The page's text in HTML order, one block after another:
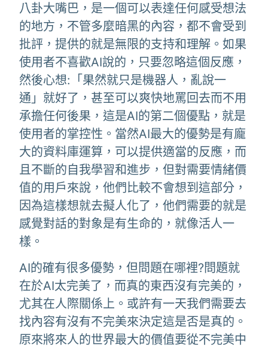
八卦大嘴巴，是一個可以表達任何感受想法
的地方，不管多麼暗黑的內容，都不會受到
批評，提供的就是無限的支持和理解。如果
使用者不喜歡AI說的，只要忽略這個反應，
然後心想:「果然就只是機器人，亂說一
通」就好了，甚至可以爽快地罵回去而不用
承擔任何後果，這是AI的第二個優點，就是
使用者的掌控性。當然AI最大的優勢是有龐
大的資料庫運算，可以提供適當的反應，而
且不斷的自我學習和進步，但對需要情緒價
值的用戶來說，他們比較不會想到這部分，
因為這樣想就去擬人化了，他們需要的就是
感覺對話的對象是有生命的，就像活人一
樣。
AI的確有很多優勢，但問題在哪裡?問題就
在於AI太完美了，而真的東西沒有完美的，
尤其在人際關係上。或許有一天我們需要去
找內容有沒有不完美來決定這是否是真的。
原來將來人的世界最大的價值要從不完美中